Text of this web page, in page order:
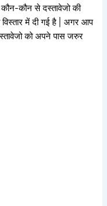
कौन से दस्तावेजो की
विस्तार में दी गई है | अगर आप
को अपने पास जरुर